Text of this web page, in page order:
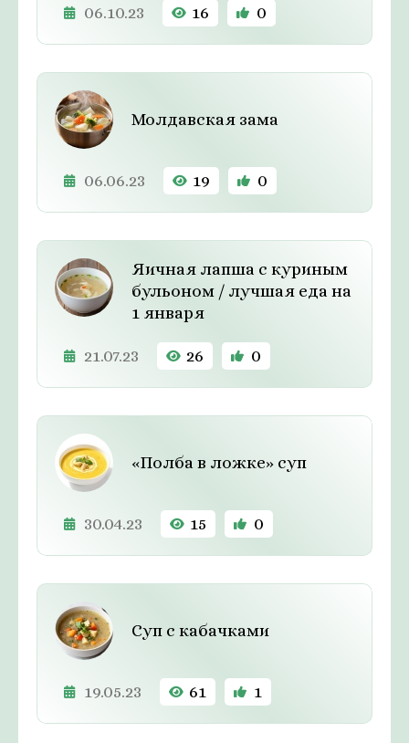
06.10.23 16 0
Молдавская зама
06.06.23 19 0
Яичная лапша с куриным
бульоном / лучшая еда на
1 января
21.07.23 26 0
«Полба в ложке» суп
30.04.23 15 0
Суп с кабачками
19.05.23 61 1